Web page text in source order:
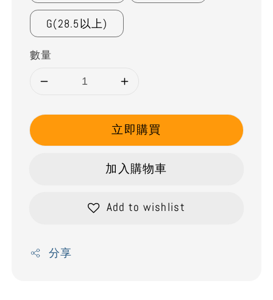
G(28.5以上)
數量
立即購買
加入購物車
Add to wishlist
分享